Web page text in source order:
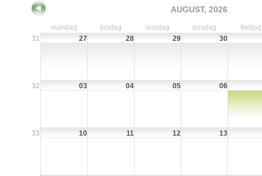
AUGUST, 2026
mandag tirsdag onsdag torsdag
fredag
31
27 28 29 30
32 03 04 05 06
33 10 11 12 13